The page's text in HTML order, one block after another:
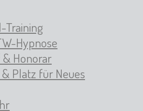
Training
Hypnose
Honorar
Platz für Neues